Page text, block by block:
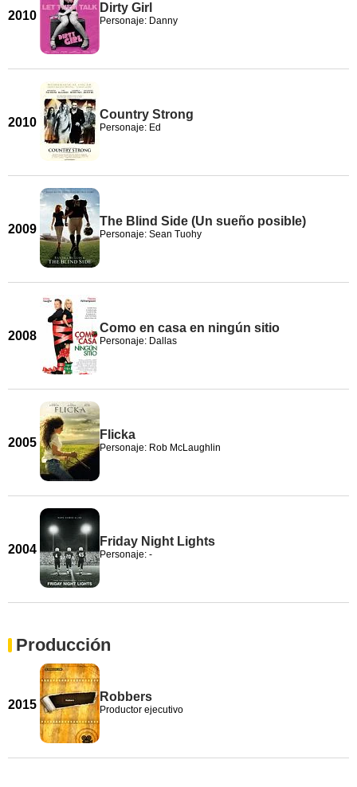
2010
Dirty Girl
Personaje: Danny
2010
Country Strong
Personaje: Ed
2009
The Blind Side (Un sueño posible)
Personaje: Sean Tuohy
2008
Como en casa en ningún sitio
Personaje: Dallas
2005
Flicka
Personaje: Rob McLaughlin
2004
Friday Night Lights
Personaje: -
Producción
2015
Robbers
Productor ejecutivo